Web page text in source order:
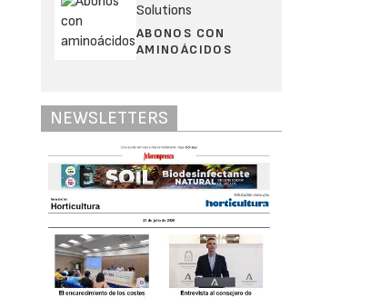
Solutions
ABONOS CON
AMINOÁCIDOS
NEWSLETTERS